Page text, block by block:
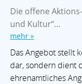
Die offene
und Kultur“...
mehr »
Das Angebot stellt
dar, sondern dient
ehrenamtliches